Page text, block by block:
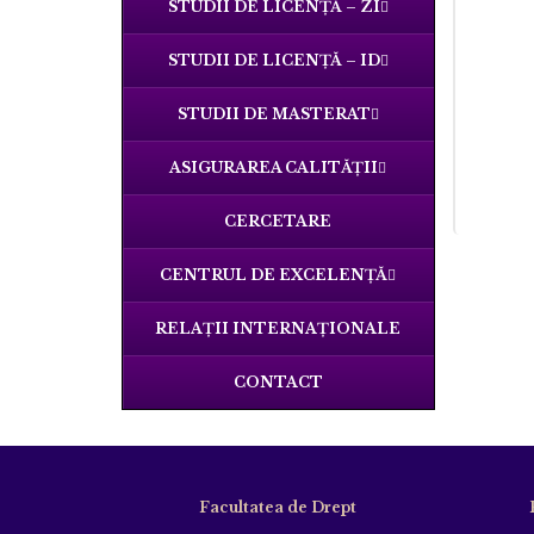
STUDII DE LICENȚĂ – ZI
STUDII DE LICENȚĂ – ID
STUDII DE MASTERAT
ASIGURAREA CALITĂȚII
CERCETARE
CENTRUL DE EXCELENȚĂ
RELAȚII INTERNAȚIONALE
CONTACT
Facultatea de Drept